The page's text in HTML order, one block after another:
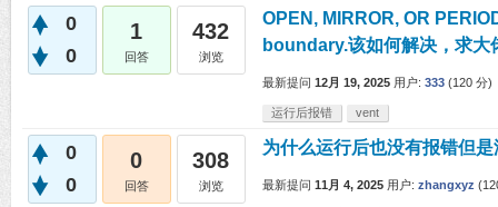
0
0
1
回答
432
浏览
OPEN, MIRROR, OR
boundary.该如何解决，求大
最新提问 12月 19, 2025 用户: 333 (120 分)
运行后报错 vent
0
0
0
回答
308
浏览
为什么运行后也没有报错但
最新提问 11月 4, 2025 用户: zhangxyz (